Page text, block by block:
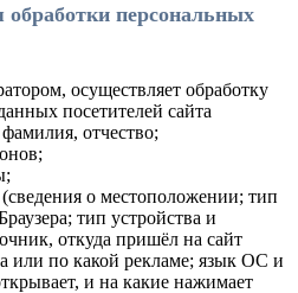
персональных
осуществляет обработку
посетителей сайта
отчество;
о местоположении; тип
тип устройства и
откуда пришёл на сайт
или по какой рекламе; язык ОС и
и на какие нажимает